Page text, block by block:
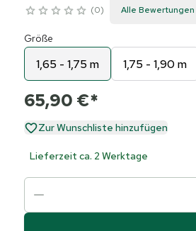
0 Alle
Größe
1,65 - 1,75 m 1,75 - 1,90 m
65,90 €*
Zur Wunschliste hinzufügen
Lieferzeit ca. 2 Werktage